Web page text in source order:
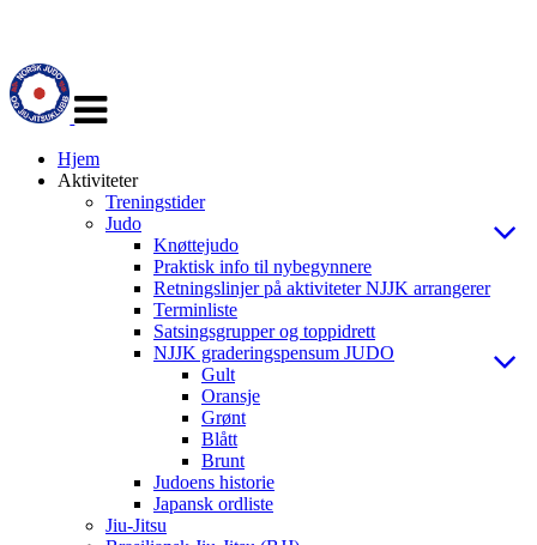
navigasjon
Hjem
Aktiviteter
Treningstider
Judo
Knøttejudo
Praktisk info til nybegynnere
Retningslinjer på aktiviteter NJJK arrangerer
Terminliste
Satsingsgrupper og toppidrett
NJJK graderingspensum JUDO
Gult
Oransje
Grønt
Blått
Brunt
Judoens historie
Japansk ordliste
Jiu-Jitsu